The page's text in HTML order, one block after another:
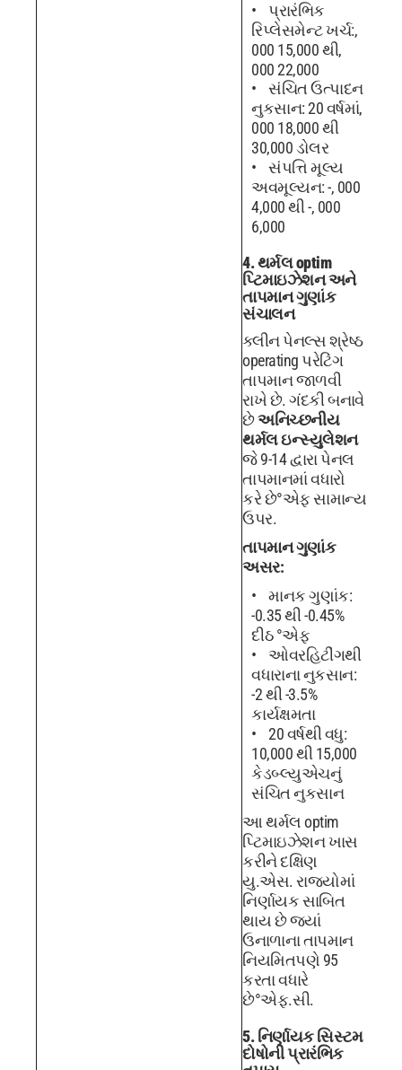
પ્રારંભિક
રિપ્લેસમેન્ટ ખર્ચ:,
000 15,000 થી,
000 22,000
સંચિત ઉત્પાદન
નુકસાન: 20 વર્ષમાં,
000 18,000 થી
30,000 ડોલર
સંપત્તિ મૂલ્ય
અવમૂલ્યન: -, 000
4,000 થી -, 000
6,000
4. થર્મલ optim
પ્ટિમાઇઝેશન અને
તાપમાન ગુણાંક
સંચાલન
ક્લીન પેનલ્સ શ્રેષ્ઠ
operating પરેટિંગ
તાપમાન જાળવી
રાખે છે. ગંદકી બનાવે
છેઅનિચ્છનીય
થર્મલ ઇન્સ્યુલેશન
જે 9-14 દ્વારા પેનલ
તાપમાનમાં વધારો
કરે છે°એફ સામાન્ય
ઉપર.
તાપમાન ગુણાંક
અસર:
માનક ગુણાંક:
-0.35 થી -0.45%
દીઠ °એફ
ઓવરહિટીંગથી
વધારાના નુકસાન:
-2 થી -3.5%
કાર્યક્ષમતા
20 વર્ષથી વધુ:
10,000 થી 15,000
કેડબ્લ્યુએચનું
સંચિત નુકસાન
આ થર્મલ optim
પ્ટિમાઇઝેશન ખાસ
કરીને દક્ષિણ
યુ.એસ. રાજ્યોમાં
નિર્ણાયક સાબિત
થાય છે જ્યાં
ઉનાળાના તાપમાન
નિયમિતપણે 95
કરતા વધારે
છે°એફ.સી.
5. નિર્ણાયક સિસ્ટમ
દોષોની પ્રારંભિક